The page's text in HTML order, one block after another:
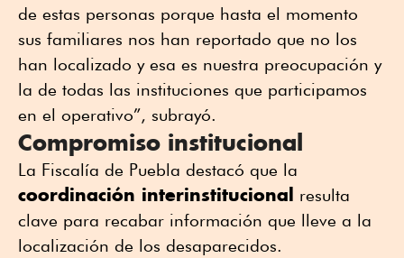
de estas personas porque hasta el momento
sus familiares nos han reportado que no los
han localizado y esa es nuestra preocupación y
la de todas las instituciones que participamos
en el operativo”, subrayó.
Compromiso institucional
La Fiscalía de Puebla destacó que la
coordinación interinstitucional
resulta
clave para recabar información que lleve a la
localización de los desaparecidos.